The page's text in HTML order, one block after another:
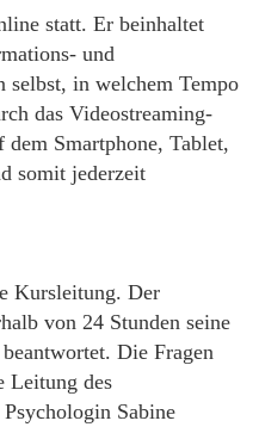
statt. Er beinhaltet
und
selbst, in welchem Tempo
das Videostreaming-
Smartphone, Tablet,
somit jederzeit
Kursleitung. Der
von 24 Stunden seine
Die Fragen
Leitung des
Sabine